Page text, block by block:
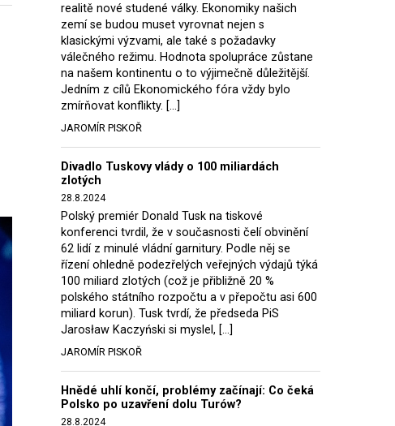
realitě nové studené války. Ekonomiky našich
zemí se budou muset vyrovnat nejen s
klasickými výzvami, ale také s požadavky
válečného režimu. Hodnota spolupráce zůstane
na našem kontinentu o to výjimečně důležitější.
Jedním z cílů Ekonomického fóra vždy bylo
zmírňovat konflikty. […]
JAROMÍR PISKOŘ
Divadlo Tuskovy vlády o 100 miliardách
zlotých
28.8.2024
Polský premiér Donald Tusk na tiskové
konferenci tvrdil, že v současnosti čelí obvinění
62 lidí z minulé vládní garnitury. Podle něj se
řízení ohledně podezřelých veřejných výdajů týká
100 miliard zlotých (což je přibližně 20 %
polského státního rozpočtu a v přepočtu asi 600
miliard korun). Tusk tvrdí, že předseda PiS
Jarosław Kaczyński si myslel, […]
JAROMÍR PISKOŘ
Hnědé uhlí končí, problémy začínají: Co čeká
Polsko po uzavření dolu Turów?
28.8.2024